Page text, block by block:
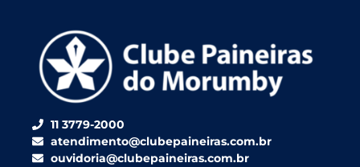
11 3779-2000
atendimento@clubepaineiras.com.br
ouvidoria@clubepaineiras.com.br